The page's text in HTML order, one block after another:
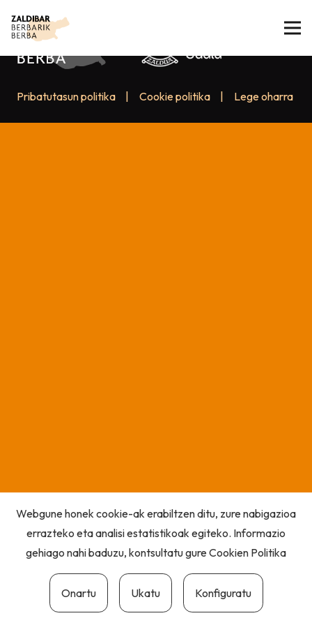
Pribatutasun politika Cookie politika Lege oharra
Webgune honek cookie-ak erabiltzen ditu, zure nabigazioa
errazteko eta analisi estatistikoak egiteko. Informazio
gehiago nahi baduzu, kontsultatu gureCookien Politika
Onartu Ukatu Konfiguratu